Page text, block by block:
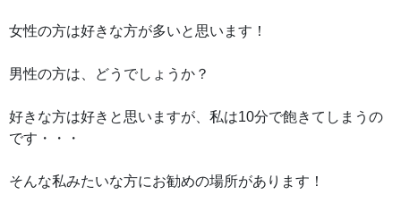
女性の方は好きな方が多いと思います！
男性の方は、どうでしょうか？
好きな方は好きと思いますが、私は10分で飽きてしまうの
です・・・
そんな私みたいな方にお勧めの場所があります！